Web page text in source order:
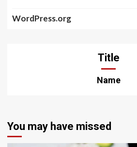
WordPress.org
Title
Name
You may have missed